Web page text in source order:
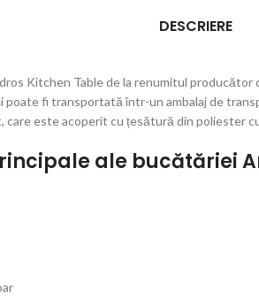
DESCRIERE
Kitchen Table de la renumitul
poate fi transportată într-un ambalaj de
este acoperit cu țesătură din poliester
ale bucătăriei